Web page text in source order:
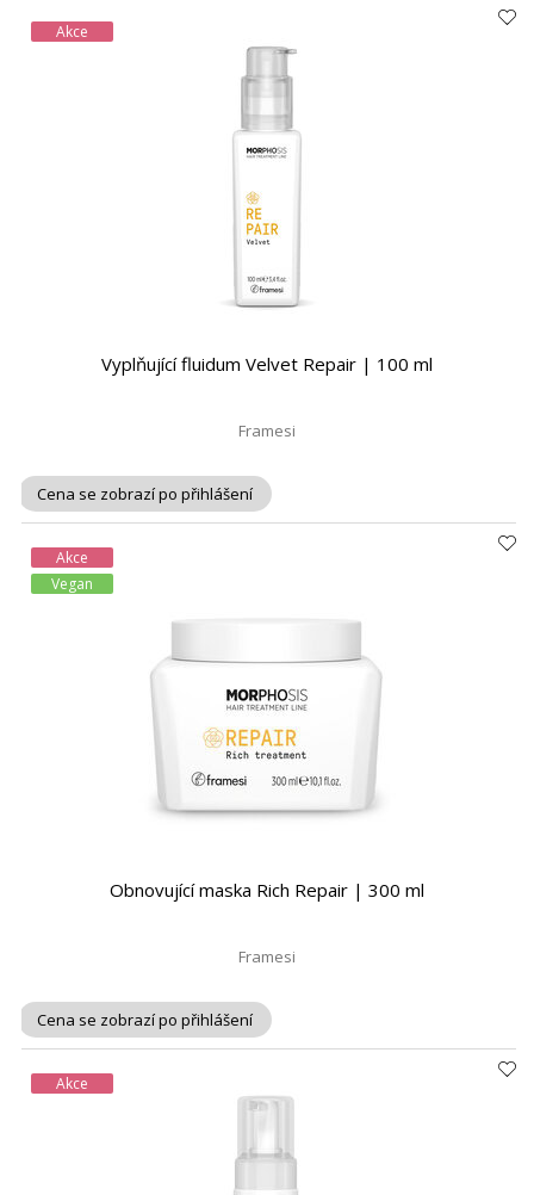
Akce
Vyplňující fluidum Velvet Repair | 100 ml
Framesi
Cena se zobrazí po přihlášení
Akce
Vegan
Obnovující maska Rich Repair | 300 ml
Framesi
Cena se zobrazí po přihlášení
Akce